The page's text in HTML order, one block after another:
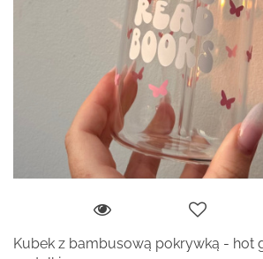
Kubek z bambusową pokrywką - hot